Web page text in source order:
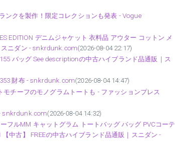
ンクを製作！限定コレクションも発表 - Vogue
EDITION デニムジャケット 衣料品 アウター コットン メ
スニダン - snkrdunk.com(2026-08-04 22:17)
バッグ See descriptionの中古ハイブランド品通販｜ス
財布 - snkrdunk.com(2026-08-04 14:47)
チーフのモノグラムトートも - ファッションプレス
snkrdunk.com(2026-08-04 14:32)
フルMM キャットグラム トートバッグ バッグ PVCコーテ
中古】 FREEの中古ハイブランド品通販｜スニダン -